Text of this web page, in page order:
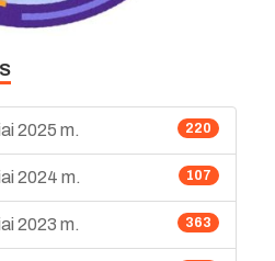
220
2025 m.
107
2024 m.
363
2023 m.